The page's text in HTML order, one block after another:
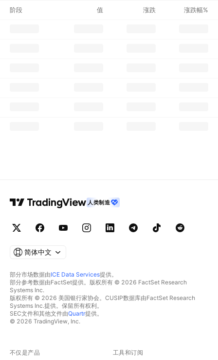
阶段 值 涨跌 涨跌幅%
人类制造
简体中文
部分市场数据由ICE Data Services提供。
部分参考数据由FactSet提供。版权所有 © 2026 FactSet Research
Systems Inc.
版权所有 © 2026 美国银行家协会。CUSIP数据库由FactSet Research
Systems Inc.提供。保留所有权利。
SEC文件和其他文件由Quartr提供。
© 2026 TradingView, Inc.
不仅是产品 工具和订阅